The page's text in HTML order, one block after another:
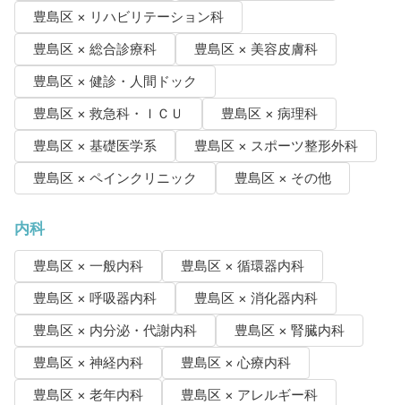
豊島区 × リハビリテーション科
豊島区 × 総合診療科
豊島区 × 美容皮膚科
豊島区 × 健診・人間ドック
豊島区 × 救急科・ＩＣＵ
豊島区 × 病理科
豊島区 × 基礎医学系
豊島区 × スポーツ整形外科
豊島区 × ペインクリニック
豊島区 × その他
内科
豊島区 × 一般内科
豊島区 × 循環器内科
豊島区 × 呼吸器内科
豊島区 × 消化器内科
豊島区 × 内分泌・代謝内科
豊島区 × 腎臓内科
豊島区 × 神経内科
豊島区 × 心療内科
豊島区 × 老年内科
豊島区 × アレルギー科